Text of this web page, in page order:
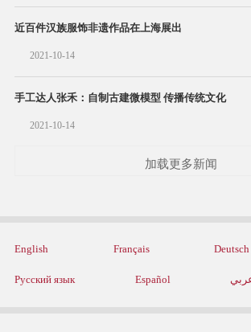
近百件汉族服饰非遗作品在上海展出
2021-10-14
手工达人张禾：自制古建微模型 传播传统文化
2021-10-14
加载更多新闻
English Français Deutsch
Русский язык Español